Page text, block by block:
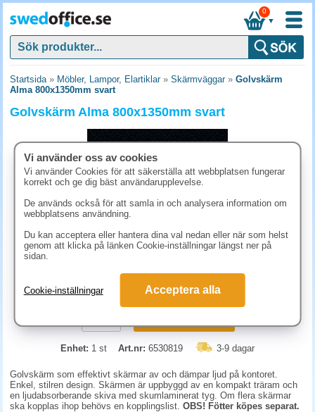
▼
0
Startsida» Möbler, Lampor, Elartiklar» Skärmväggar» Golvskärm
Alma 800x1350mm svart
Golvskärm Alma 800x1350mm svart
3748.80 kr (inkl. moms)
Enhet: 1 st Art.nr: 6530819 3-9 dagar
Golvskärm som effektivt skärmar av och dämpar ljud på kontoret.
Enkel, stilren design. Skärmen är uppbyggd av en kompakt träram och
en ljudabsorberande skiva med skumlaminerat tyg. Om flera skärmar
ska kopplas ihop behövs en kopplingslist. OBS! Fötter köpes separat.
Vi använder oss av cookies
Vi använder Cookies för att säkerställa att webbplatsen fungerar
korrekt och ge dig bäst användarupplevelse.
De används också för att samla in och analysera information om
webbplatsens användning.
Du kan acceptera eller hantera dina val nedan eller när som helst
genom att klicka på länken Cookie-inställningar längst ner på
sidan.
Cookie-inställningar Acceptera alla